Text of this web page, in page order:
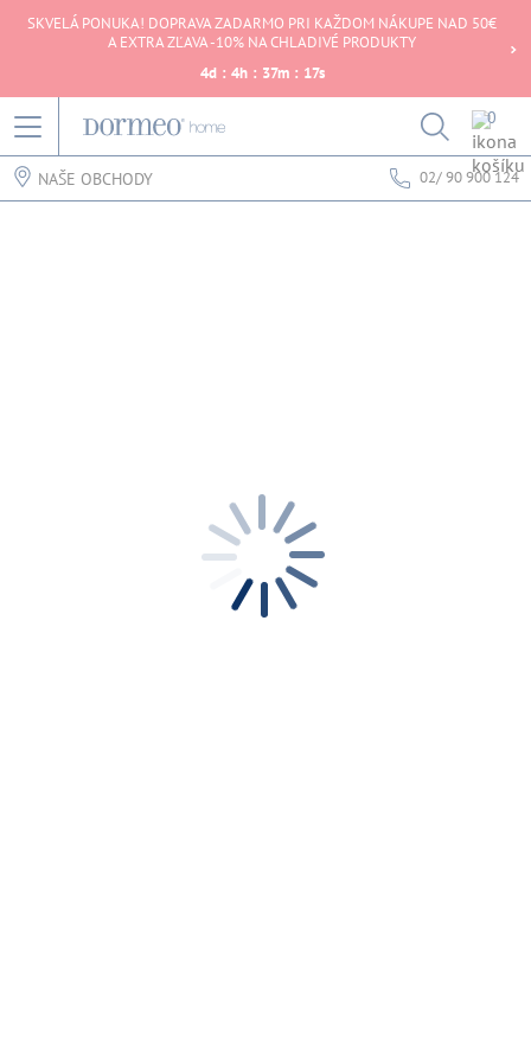
SKVELÁ PONUKA! DOPRAVA ZADARMO PRI KAŽDOM NÁKUPE NAD 50€
A EXTRA ZĽAVA -10% NA CHLADIVÉ PRODUKTY
4d : 4h : 37m : 17s
0
NAŠE OBCHODY 02/ 90 900 124